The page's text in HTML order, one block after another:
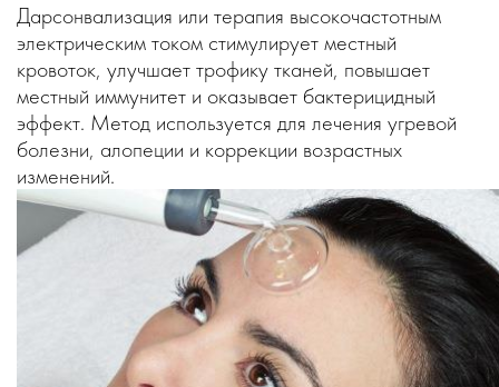
Дарсонвализация или терапия высокочастотным
электрическим током стимулирует местный
кровоток, улучшает трофику тканей, повышает
местный иммунитет и оказывает бактерицидный
эффект. Метод используется для лечения угревой
болезни, алопеции и коррекции возрастных
изменений.